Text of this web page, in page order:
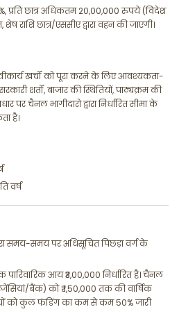
प्रति छात्र अधिकतम 20,00,000 रुपये (विदेश
छात्र/एससीए द्वारा वहन की जाएगी।
खर्चों को पूरा करने के लिए आवश्यकता-
शर्तों, बाजार की स्थितियों, पाठ्यक्रम की
पर चैनल भागीदारो द्वारा निर्धारित सीमा के
है।
वर्ष
समय-समय पर अधिसूचित पिछड़ा वर्ग के
आय ₹3,00,000 निर्धारित है। चैनल
बैंक) को ₹ 1,50,000 तक की वार्षिक
को कुल फंडिंग का कम से कम 50% जारी